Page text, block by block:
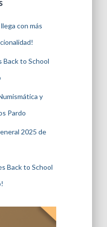
con más
Back to School
y
Pardo
2025 de
Back to School